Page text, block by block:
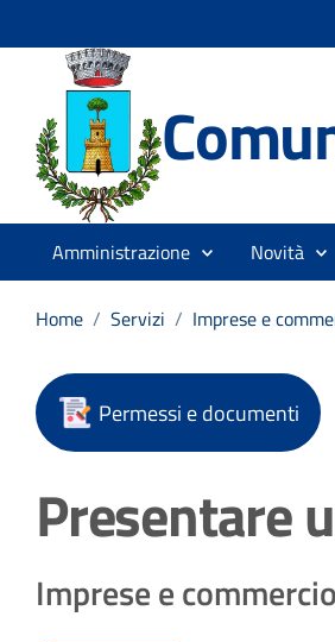
Amministrazione Novità
Home / Servizi / Imprese e
Permessi e documenti
Presentare
Imprese e commercio